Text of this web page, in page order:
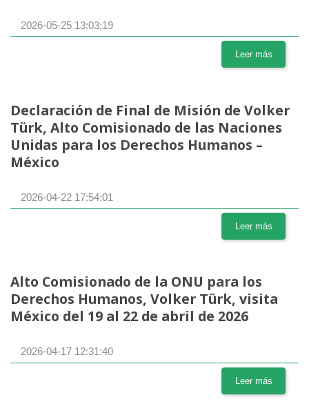
2026-05-25 13:03:19
Leer más
Declaración de Final de Misión de Volker
Türk, Alto Comisionado de las Naciones
Unidas para los Derechos Humanos –
México
2026-04-22 17:54:01
Leer más
Alto Comisionado de la ONU para los
Derechos Humanos, Volker Türk, visita
México del 19 al 22 de abril de 2026
2026-04-17 12:31:40
Leer más